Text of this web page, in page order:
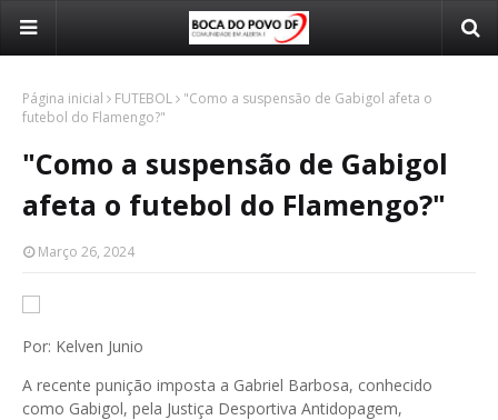
Página inicial FUTEBOL
"Como a suspensão de Gabigol afeta o
futebol do Flamengo?"
"Como a suspensão de Gabigol
afeta o futebol do Flamengo?"
Março 26, 2024
Por: Kelven Junio
A recente punição imposta a Gabriel Barbosa, conhecido
como Gabigol, pela Justiça Desportiva Antidopagem,